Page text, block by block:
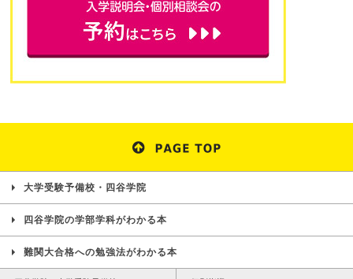
大学受験予備校・四谷学院
四谷学院の学部学科がわかる本
難関大合格への勉強法がわかる本